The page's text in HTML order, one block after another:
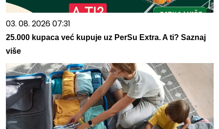
03. 08. 2026 07:31
25.000 kupaca već kupuje uz PerSu Extra. A ti? Saznaj
više